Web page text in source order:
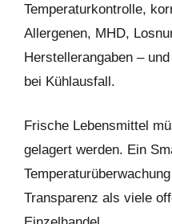
Temperaturkontrolle,
Allergenen, MHD,
Herstellerangaben –
bei Kühlausfall.
Frische Lebensmittel
gelagert werden. Ein
Transparenz als viele